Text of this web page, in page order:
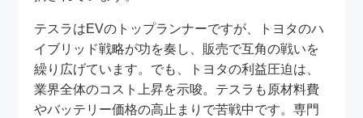
テスラはEVのトップランナーですが、トヨタのハ
イブリッド戦略が功を奏し、販売で互角の戦いを
繰り広げています。でも、トヨタの利益圧迫は、
業界全体のコスト上昇を示唆。テスラも原材料費
やバッテリー価格の高止まりで苦戦中です。専門